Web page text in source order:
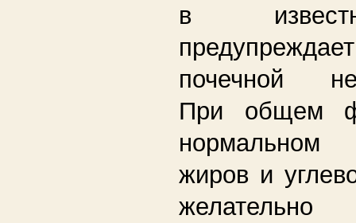
в
почечной
При общем
жиров и